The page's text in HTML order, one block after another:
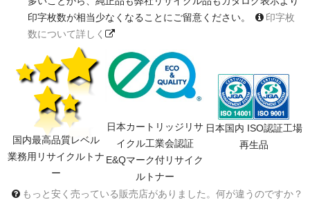
印字枚数が相当少なくなることにご留意ください。
印字枚
数について詳しく
国内最高品質レベル
業務用リサイクルトナ
ー
日本カートリッジリサ
イクル工業会認証
E&Qマーク付リサイク
ルトナー
日本国内 ISO認証工場
再生品
もっと安く売っている販売店がありました。何が違うのですか？